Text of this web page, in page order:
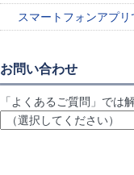
スマートフォンアプ
お問い合わせ
「よくあるご質問」で